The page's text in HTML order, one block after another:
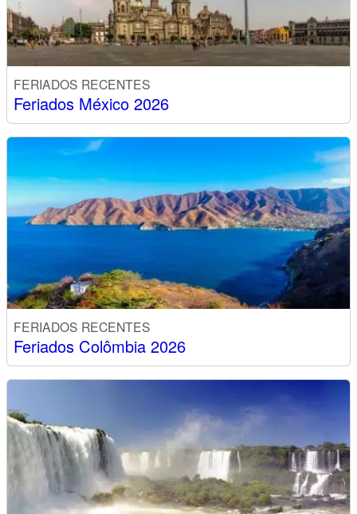
FERIADOS RECENTES
Feriados México 2026
FERIADOS RECENTES
Feriados Colômbia 2026